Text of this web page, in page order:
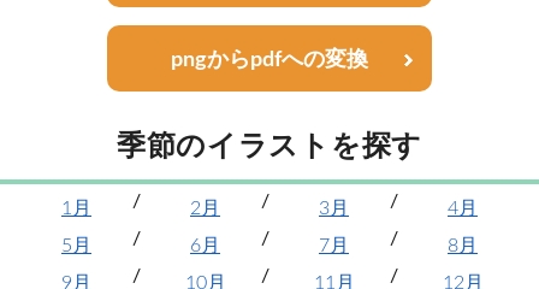
pngからpdfへの変換
季節のイラストを探す
1月 2月 3月
4月
5月
6月 7月
8月
9月
10月 11月
12月